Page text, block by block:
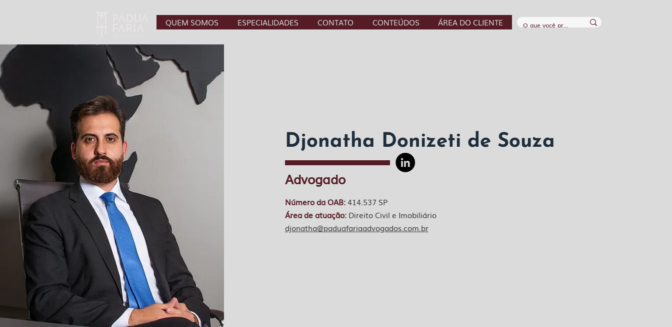
QUEM SOMOS ESPECIALIDADES CONTATO CONTEÚDOS ÁREA DO CLIENTE
Djonatha Donizeti de Souza
Advogado
Número da OAB:414.537 SP
Área de atuação: Direito Civil e Imobiliário
djonatha@paduafariaadvogados.com.br